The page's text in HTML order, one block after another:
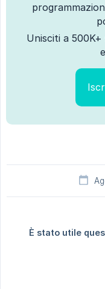
Unisciti a 500K+
È stato utile